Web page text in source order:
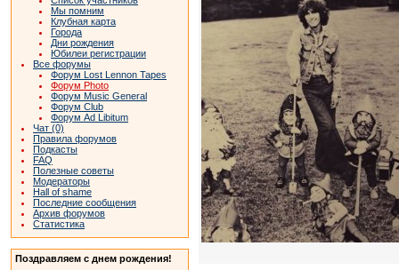
Мы помним
Клубная карта
Города
Дни рождения
Юбилеи регистрации
Все форумы
Форум Lost Lennon Tapes
Форум Photo
Форум Music General
Форум Club
Форум Ad Libitum
Чат (0)
Правила форумов
Подкасты
FAQ
Полезные советы
Модераторы
Hall of shame
Последние сообщения
Архив форумов
Статистика
Поздравляем с днем рождения!